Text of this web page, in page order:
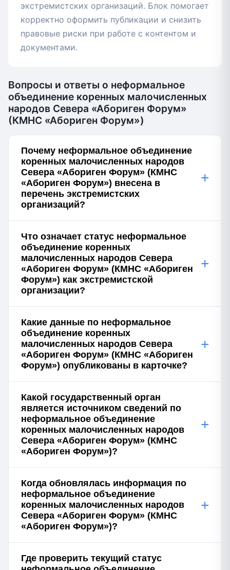
экстремистских организаций. Блок помогает
корректно оформить публикации и снизить
правовые риски при работе с контентом и
документами.
Вопросы и ответы о неформальное
объединение коренных малочисленных
народов Севера «Абориген Форум»
(КМНС «Абориген Форум»)
Почему неформальное объединение
коренных малочисленных народов
Севера «Абориген Форум» (КМНС
«Абориген Форум») внесена в
перечень экстремистских
организаций?
+
Что означает статус неформальное
объединение коренных
малочисленных народов Севера
«Абориген Форум» (КМНС «Абориген
Форум») как экстремистской
организации?
+
Какие данные по неформальное
объединение коренных
малочисленных народов Севера
«Абориген Форум» (КМНС «Абориген
Форум») опубликованы в карточке?
+
Какой государственный орган
является источником сведений по
неформальное объединение
коренных малочисленных народов
Севера «Абориген Форум» (КМНС
«Абориген Форум»)?
+
Когда обновлялась информация по
неформальное объединение
коренных малочисленных народов
Севера «Абориген Форум» (КМНС
«Абориген Форум»)?
+
Где проверить текущий статус